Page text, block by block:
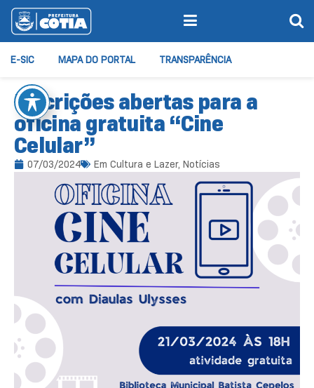
E-SIC MAPA DO PORTAL TRANSPARÊNCIA
Inscrições abertas para a
oficina gratuita “Cine
Celular”
07/03/2024 Em Cultura e Lazer, Notícias